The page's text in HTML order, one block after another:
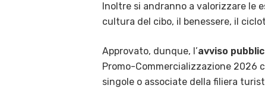
Inoltre si andranno a valorizzare le
cultura del cibo, il benessere, il
Approvato, dunque, l’avviso
Promo-Commercializzazione 2026
singole o associate della filiera